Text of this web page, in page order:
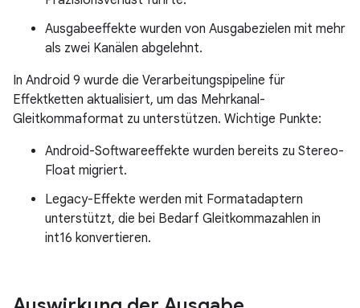
Ausgabeeffekte wurden von Ausgabezielen mit mehr
als zwei Kanälen abgelehnt.
In Android 9 wurde die Verarbeitungspipeline für
Effektketten aktualisiert, um das Mehrkanal-
Gleitkommaformat zu unterstützen. Wichtige Punkte:
Android-Softwareeffekte wurden bereits zu Stereo-
Float migriert.
Legacy-Effekte werden mit Formatadaptern
unterstützt, die bei Bedarf Gleitkommazahlen in
int16 konvertieren.